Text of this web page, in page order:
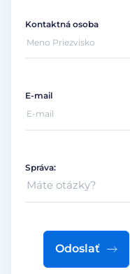
Kontaktná osoba
E-mail
Správa:
Odoslať